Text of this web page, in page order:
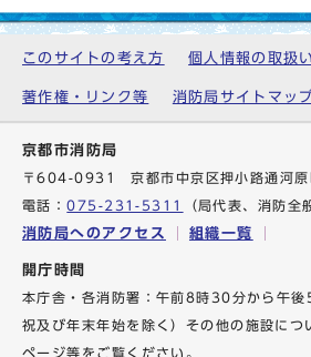
このサイトの考え方 個人情報の取扱い
著作権・リンク等 消防局サイトマッ
京都市消防局
〒604-0931 京都市中京区押小路通河
電話：075-231-5311 （局代表、消防
消防局へのアクセス 組織一覧
開庁時間
本庁舎・各消防署：午前8時30分から午
祝及び年末年始を除く）その他の施設につ
ページ等をご覧ください。